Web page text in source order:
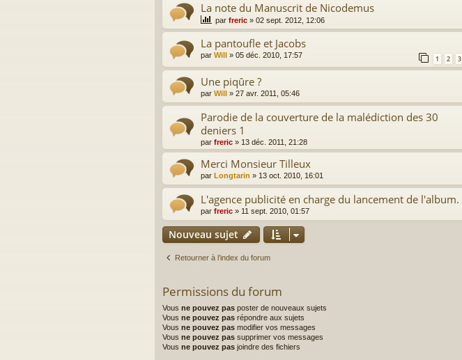
La note du Manuscrit de Nicodemus
par freric » 02 sept. 2012, 12:06
La pantoufle et Jacobs
par Will » 05 déc. 2010, 17:57 1 2 3
Une piqûre ?
par Will » 27 avr. 2011, 05:46
Parodie de la couverture de la malédiction des 30
deniers 1
par freric » 13 déc. 2011, 21:28
Merci Monsieur Tilleux
par Longtarin » 13 oct. 2010, 16:01
L'agence publicité en charge du lancement de l'album.
par freric » 11 sept. 2010, 01:57
Nouveau sujet
Retourner à l’index du forum
Permissions du forum
Vous ne pouvez pas poster de nouveaux sujets
Vous ne pouvez pas répondre aux sujets
Vous ne pouvez pas modifier vos messages
Vous ne pouvez pas supprimer vos messages
Vous ne pouvez pas joindre des fichiers